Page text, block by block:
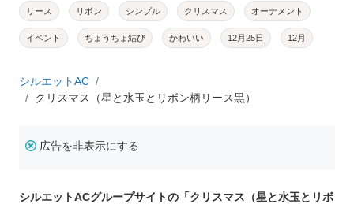
リース リボン シンプル クリスマス オーナメント
イベント ちょうちょ結び かわいい 12月25日 12月
シルエットAC
クリスマス（星と水玉とリボン柄リース黒）
広告を非表示にする
シルエットACグループサイトの「クリスマス（星と水玉とリボ